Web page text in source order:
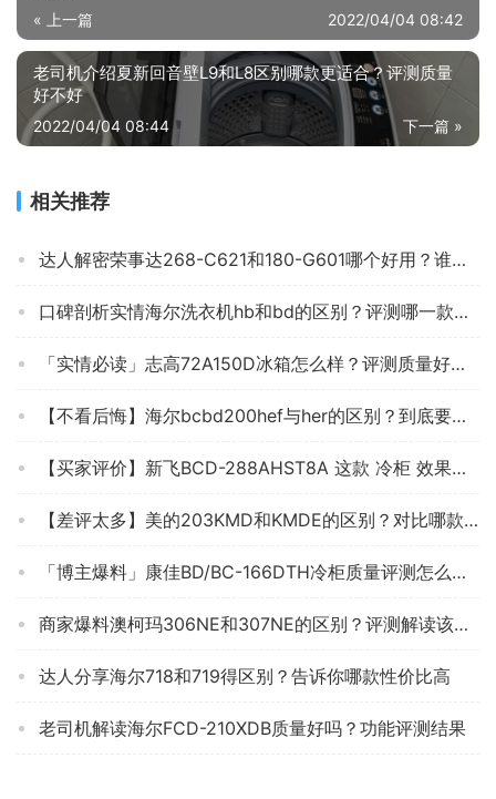
« 上一篇 2022/04/04 08:42
老司机介绍夏新回音壁L9和L8区别哪款更适合？评测质量
好不好
下一篇 »
2022/04/04 08:44
相关推荐
达人解密荣事达268-C621和180-G601哪个好用？谁是性价比之王
口碑剖析实情海尔洗衣机hb和bd的区别？评测哪一款功能更强大
「实情必读」志高72A150D冰箱怎么样？评测质量好不好
【不看后悔】海尔bcbd200hef与her的区别？到底要怎么选择
【买家评价】新飞BCD-288AHST8A 这款 冷柜 效果怎么样？评测分析质量不好用 ？
【差评太多】美的203KMD和KMDE的区别？对比哪款性价比更高
「博主爆料」康佳BD/BC-166DTH冷柜质量评测怎么样好不好用？
商家爆料澳柯玛306NE和307NE的区别？评测解读该怎么选
达人分享海尔718和719得区别？告诉你哪款性价比高
老司机解读海尔FCD-210XDB质量好吗？功能评测结果